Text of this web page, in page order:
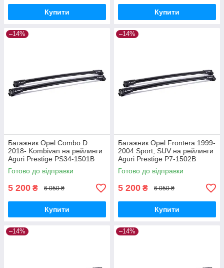
Купити Купити
–14%
Багажник Opel Combo D
2018- Kombivan на рейлинги
Aguri Prestige PS34-1501B
Готово до відправки
5 200 ₴ 6 050 ₴
Купити
–14%
Багажник Opel Frontera 1999-
2004 Sport, SUV на рейлинги
Aguri Prestige P7-1502B
Готово до відправки
5 200 ₴ 6 050 ₴
Купити
–14% –14%